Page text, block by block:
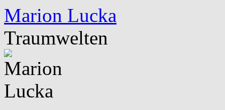
Marion Lucka
Traumwelten